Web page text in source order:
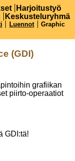
(GDI)
grafiikan
piirto-operaatiot
GDI:tä!
Harjoitustyö
Keskusteluryhmä
Luennot
Graphic